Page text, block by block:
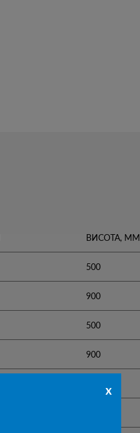
x
ВИСОТА, ММ
500
900
500
900